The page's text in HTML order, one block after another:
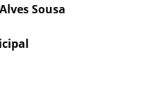
Sousa